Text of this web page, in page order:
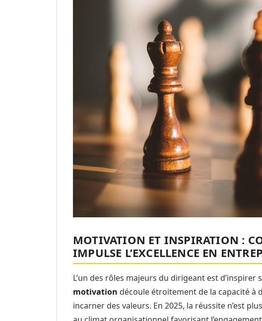
MOTIVATION ET INSPIRATION :
IMPULSE L’EXCELLENCE EN
L’un des rôles majeurs du dirigeant est d’inspirer
motivation découle étroitement de la capacité à
incarner des valeurs. En 2025, la réussite n’est